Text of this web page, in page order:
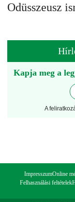
Odüsszeusz
Kapja meg a
A
ImpresszumOnline
Felhasználási feltételek